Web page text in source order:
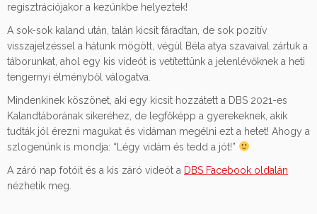
regisztrációjakor a kezünkbe helyeztek!
A sok-sok kaland után, talán kicsit fáradtan, de sok pozitív
visszajelzéssel a hátunk mögött, végül Béla atya szavaival zártuk a
táborunkat, ahol egy kis videót is vetítettünk a jelenlévőknek a heti
tengernyi élményből válogatva.
Mindenkinek köszönet, aki egy kicsit hozzátett a DBS 2021-es
Kalandtáborának sikeréhez, de legfőképp a gyerekeknek, akik
tudták jól érezni magukat és vidáman megélni ezt a hetet! Ahogy a
szlogenünk is mondja: “Légy vidám és tedd a jót!”
A záró nap fotóit és a kis záró videót a DBS Facebook oldalán
nézhetik meg.